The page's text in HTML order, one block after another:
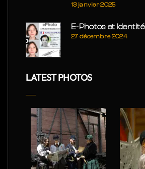
13 janvier 2025
E-Photos et Identité
27 décembre 2024
LATEST PHOTOS